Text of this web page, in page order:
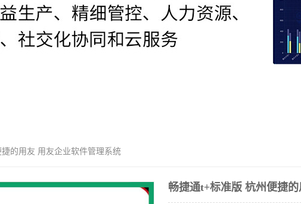
的用友 用友企业软件管理系统
畅捷通t+标准版 杭州便捷